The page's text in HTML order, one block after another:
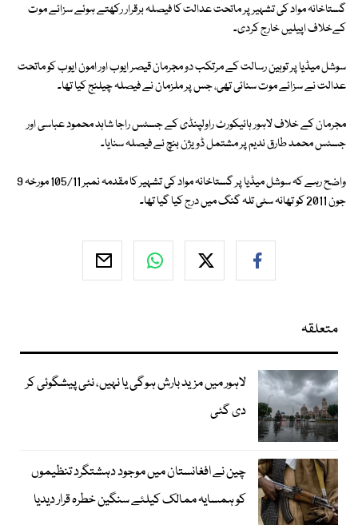
گستاخانہ مواد کی تشہیر پر ماتحت عدالت کا فیصلہ برقرار رکھتے ہوئے سزائے موت
کےخلاف اپیلیں خارج کردی۔
سوشل میڈیا پر توہین رسالت کے مرتکب دو مجرمان قیصر ایوب اور امون ایوب کو ماتحت
عدالت نے سزائے موت سنائی تھی، جس پر ملزمان نے فیصلہ چیلنج کیا تھا۔
مجرمان کے خلاف لاہور ہائیکورٹ راولپنڈی کے جسٹس راجا شاہد محمود عباسی اور
جسٹس محمد طارق ندیم پر مشتمل ڈویژن بنچ نے فیصلہ سنایا۔
واضح رہے کہ سوشل میڈیا پر گستاخانہ مواد کی تشہیر کا مقدمہ نمبر 105/11 مورخہ 9
جون 2011 کو تھانہ سٹی تلہ گنگ میں درج کیا گیا تھا۔
متعلقہ
لاہور میں مزید بارش ہوگی یا نہیں، نئی پیشگوئی کر
دی گئی
چین نے افغانستان میں موجود دہشتگرد تنظیموں
کو ہمسایہ ممالک کیلئے سنگین خطرہ قرار دیدیا